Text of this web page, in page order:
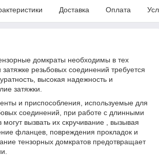
Доставка Оплата
домкраты необходимы в тех
затяжке резьбовых соединений требуется
высокая надежность и
затяжки.
и приспособления, используемые для
соединений, при работе с длинными
вызвать их скручивание , вызывая
фланцев, повреждения прокладок и
тензорных домкратов предотвращает